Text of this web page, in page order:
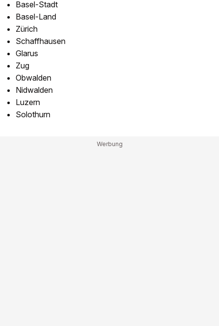
Basel-Stadt
Basel-Land
Zürich
Schaffhausen
Glarus
Zug
Obwalden
Nidwalden
Luzern
Solothurn